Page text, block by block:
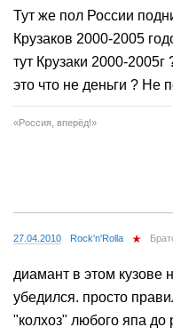
Тут же пол России
Крузаков 2000-2005
тут Крузаки 2000-2005г
это что не деньги ?
«Россия, вперёд!»
27.04.2010 Rock'n'Rolla
диамант в этом
убедился. просто
"колхоз" любого япа до